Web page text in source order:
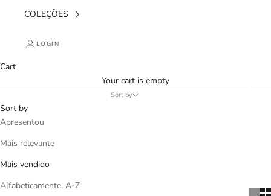
COLEÇÕES
LOGIN
Cart
Your cart is empty
Sort by
Sort by
Apresentou
Mais relevante
Mais vendido
Alfabeticamente, A-Z